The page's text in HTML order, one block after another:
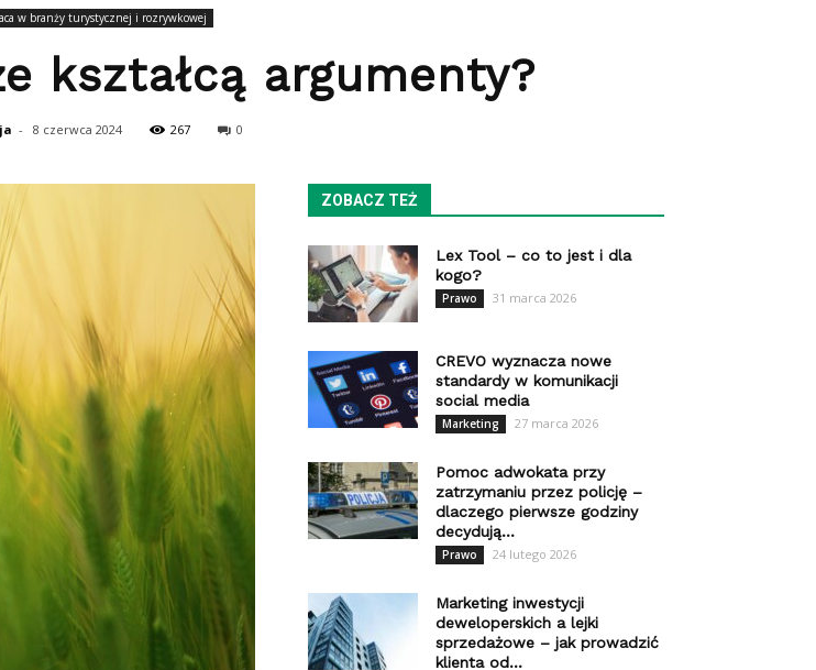
w branży turystycznej i rozrywkowej
kształcą argumenty?
- 8 czerwca 2024 267 0
ZOBACZ TEŻ
Lex Tool – co to jest i dla
kogo?
Prawo 31 marca 2026
CREVO wyznacza nowe
standardy w komunikacji
social media
Marketing 27 marca 2026
Pomoc adwokata przy
zatrzymaniu przez policję –
dlaczego pierwsze godziny
decydują...
Prawo 24 lutego 2026
Marketing inwestycji
deweloperskich a lejki
sprzedażowe – jak prowadzić
klienta od...